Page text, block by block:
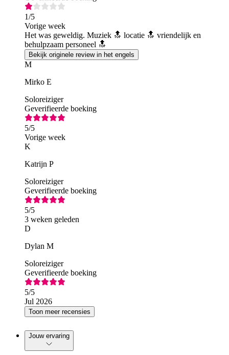
1/5
Vorige week
Het was geweldig. Muziek 🔝 locatie 🔝 vriendelijk en
behulpzaam personeel 🔝
Bekijk originele review in het engels
M
Mirko E
Soloreiziger
Geverifieerde boeking
5/5
Vorige week
K
Katrijn P
Soloreiziger
Geverifieerde boeking
5/5
3 weken geleden
D
Dylan M
Soloreiziger
Geverifieerde boeking
5/5
Jul 2026
Toon meer recensies
Jouw ervaring